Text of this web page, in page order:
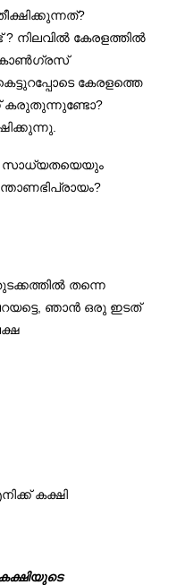
നിലവിൽ കേരളത്തിൽ
കോൺഗ്രസ്
കേരളത്തെ
കരുതുന്നുണ്ടോ?
സാധ്യതയെയും
തന്നെ
ഞാൻ ഒരു ഇടത്
കക്ഷി